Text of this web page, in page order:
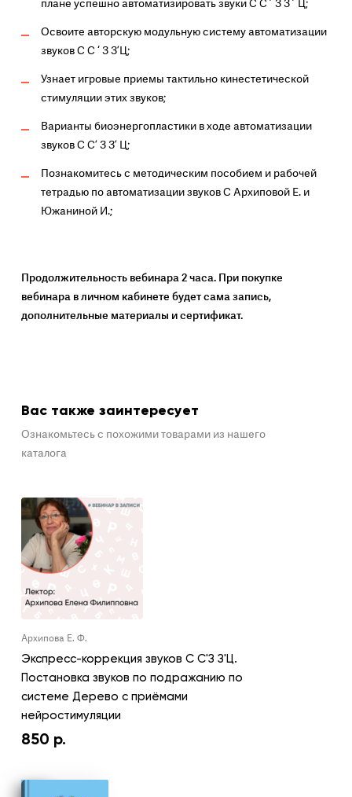
Вас также заинтересует
Ознакомьтесь с похожими товарами из нашего
каталога
Архипова Е. Ф.
Экспресс-коррекция звуков С С'З З'Ц.
Постановка звуков по подражанию по
системе Дерево с приёмами
нейростимуляции
850 р.
плане успешно автоматизировать звуки С С` З З` Ц;
Освоите авторскую модульную систему автоматизации
звуков С С ‘ З З’Ц;
Узнает игровые приемы тактильно кинестетической
стимуляции этих звуков;
Варианты биоэнергопластики в ходе автоматизации
звуков С С’ З З’ Ц;
Познакомитесь с методическим пособием и рабочей
тетрадью по автоматизации звуков С Архиповой Е. и
Южаниной И.;
Продолжительность вебинара 2 часа. При покупке
вебинара в личном кабинете будет сама запись,
дополнительные материалы и сертификат.